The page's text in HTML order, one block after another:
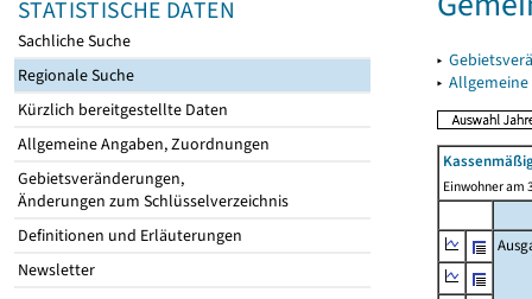
STATISTISCHE DATEN
Sachliche Suche
Regionale Suche
Kürzlich bereitgestellte Daten
Allgemeine Angaben, Zuordnungen
Gebietsveränderungen,
Änderungen zum Schlüsselverzeichnis
Definitionen und Erläuterungen
Newsletter
▸
▸
Einwohner am